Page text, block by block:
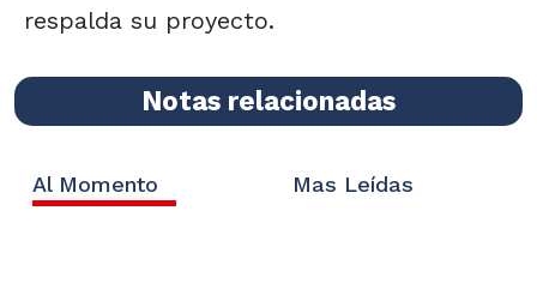
respalda su proyecto.
Notas relacionadas
Al Momento Mas Leídas